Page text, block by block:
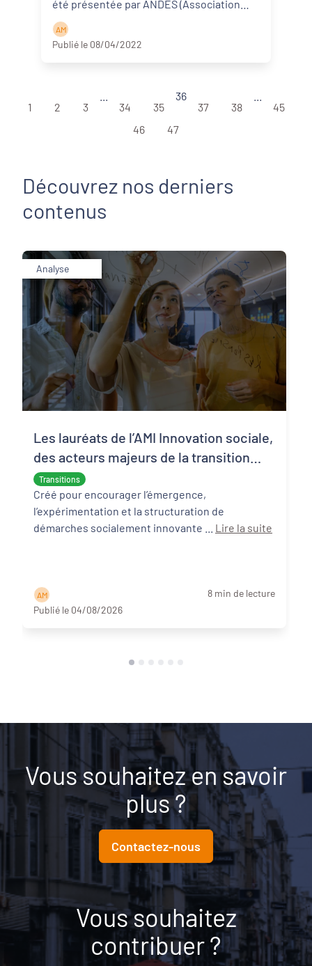
été présentée par ANDES (Association
suite
A M
Publié le 08/04/2022
1 2 3
34
35
36
37
38
45
46
47
Découvrez nos derniers
contenus
Analyse
Transitions
Les lauréats de l’AMI Innovation sociale,
des acteurs majeurs de la transition
écologique et sociale
Créé pour encourager l’émergence,
l’expérimentation et la structuration de
Lire la suite
A M
8 min de lecture
Publié le 04/08/2026
Vous souhaitez en savoir
plus ?
Contactez-nous
Vous souhaitez
contribuer ?